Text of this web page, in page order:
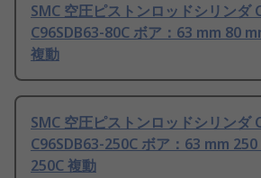
SMC 空圧ピストンロッドシリンダ
C96SDB63-80C ボア：63 mm 80
複動
SMC 空圧ピストンロッドシリンダ
C96SDB63-250C ボア：63 mm
250C 複動